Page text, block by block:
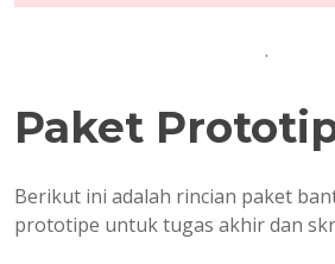
.
Paket
Berikut ini adalah rincian paket
prototipe untuk tugas akhir dan